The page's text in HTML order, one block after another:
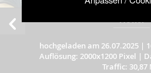
Hottel
hochgeladen am 26.07.2025 |
Auflösung: 2000x1200 Pixel |
Traffic: 30,87